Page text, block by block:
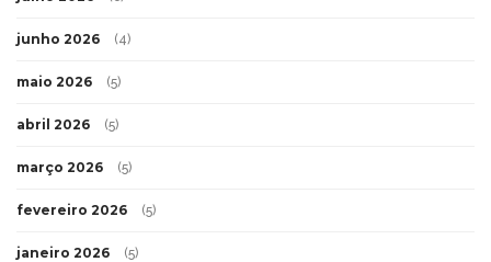
junho 2026 (4)
maio 2026 (5)
abril 2026 (5)
março 2026 (5)
fevereiro 2026 (5)
janeiro 2026 (5)